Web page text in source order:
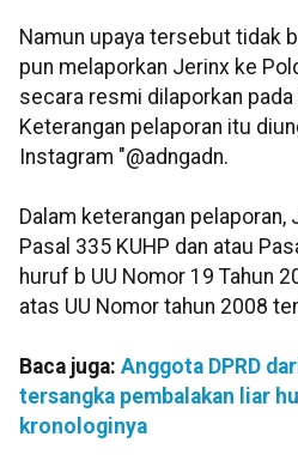
Namun upaya tersebut tidak
pun melaporkan Jerinx ke
secara resmi dilaporkan
Keterangan pelaporan itu
Instagram "@adngadn.
Dalam keterangan
Pasal 335 KUHP dan atau
huruf b UU Nomor 19 Tahun
atas UU Nomor tahun 2008
Baca juga: Anggota DPRD
tersangka pembalakan liar
kronologinya